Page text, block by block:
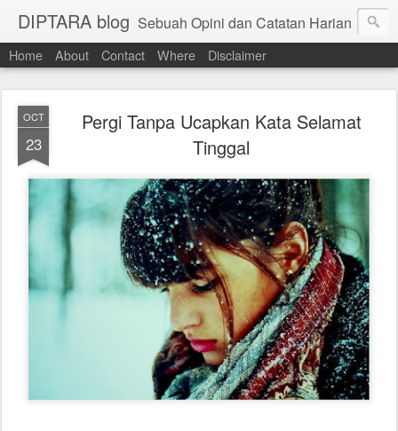
DIPTARA blog Sebuah Opini dan Catatan Harian
Home About Contact Where Disclaimer
OCT
23
Pergi Tanpa Ucapkan Kata Selamat
Tinggal